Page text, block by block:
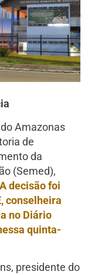
Amazonas
de
da
(Semed),
A decisão foi
conselheira
no Diário
quinta-
presidente do